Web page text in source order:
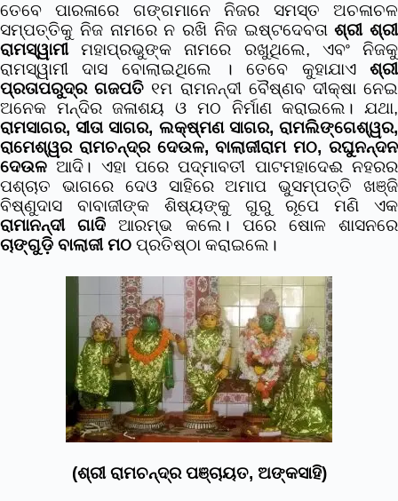
ତେବେ ପାରଳାରେ ଗଙ୍ଗମାନେ ନିଜର ସମସ୍ତ ଅଚଳାଚଳ
ସମ୍ପତ୍ତିକୁ ନିଜ ନାମରେ ନ ରଖି ନିଜ ଇଷ୍ଟଦେବତାଶ୍ରୀ ଶ୍ରୀ
ରାମସ୍ୱାମୀମହାପ୍ରଭୁଙ୍କ ନାମରେ ରଖୁଥିଲେ, ଏବଂ ନିଜକୁ
ରାମସ୍ୱାମୀ ଦାସ ବୋଲାଇଥିଲେ । ତେବେ କୁହାଯାଏ ଶ୍ରୀ
ପ୍ରତାପରୁଦ୍ର ଗଜପତି ୧ମ ରାମନନ୍ଦୀ ବୈଷ୍ଣବ ଦୀକ୍ଷା ନେଇ
ଅନେକ ମନ୍ଦିର ଜଳାଶୟ ଓ ମଠ ନିର୍ମାଣ କରାଇଲେ। ଯଥା,
ରାମସାଗର, ସୀତା ସାଗର, ଲକ୍ଷ୍ମଣ ସାଗର, ରାମଲିଙ୍ଗେଶ୍ୱର,
ରାମେଶ୍ୱର ରାମଚନ୍ଦ୍ର ଦେଉଳ, ବାଲାଜୀରାମ ମଠ, ରଘୁନନ୍ଦନ
ଦେଉଳ ଆଦି। ଏହା ପରେ ପଦ୍ମାବତୀ ପାଟମହାଦେଈ ନହରର
ପଶ୍ଚାତ ଭାଗରେ ଦେଓ ସାହିରେ ଅମାପ ଭୁସମ୍ପତ୍ତି ଖଞ୍ଜି
ବିଷ୍ଣୁଦାସ ବାବାଜୀଙ୍କ ଶିଷ୍ୟଙ୍କୁ ଗୁରୁ ରୂପେ ମଣି ଏକ
ରାମାନନ୍ଦୀ ଗାଦି ଆରମ୍ଭ କଲେ। ପରେ ଷୋଳ ଶାସନରେ
ଚାଙ୍ଗୁଡ଼ି ବାଲାଜୀ ମଠ ପ୍ରତିଷ୍ଠା କରାଇଲେ।
(ଶ୍ରୀ ରାମଚନ୍ଦ୍ର ପଞ୍ଚାୟତ, ଅଙ୍କସାହି)